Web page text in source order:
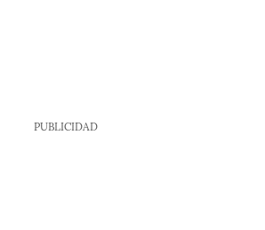
PUBLICIDAD